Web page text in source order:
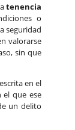
tenencia
o
seguridad
valorarse
sin que
en el
el que ese
un delito